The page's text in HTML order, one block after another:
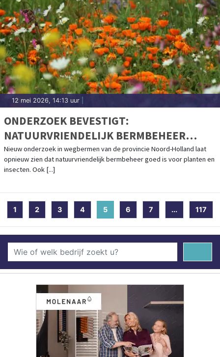
12 mei 2026, 14:13 uur
ONDERZOEK BEVESTIGT:
NATUURVRIENDELIJK BERMBEHEER
HELPT BIODIVERSITEIT VOORUIT
Nieuw onderzoek in wegbermen van de provincie Noord-Holland laat
opnieuw zien dat natuurvriendelijk bermbeheer goed is voor planten en
insecten. Ook [...]
1 2 3 4 5 (current)
6 7 ... 117